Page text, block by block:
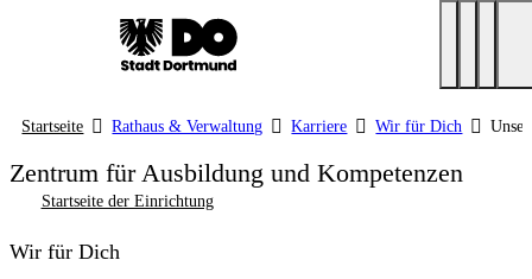
Startseite Rathaus & Verwaltung Karriere Wir für Dich
Zentrum für Ausbildung und Kompetenzen
Startseite der Einrichtung
Wir für Dich